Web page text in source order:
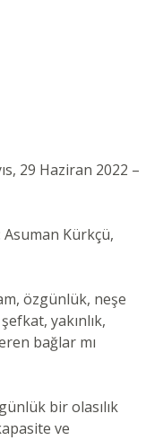
29 Haziran 2022 –
Asuman Kürkçü,
özgünlük, neşe
yakınlık,
bağlar mı
bir olasılık
ve